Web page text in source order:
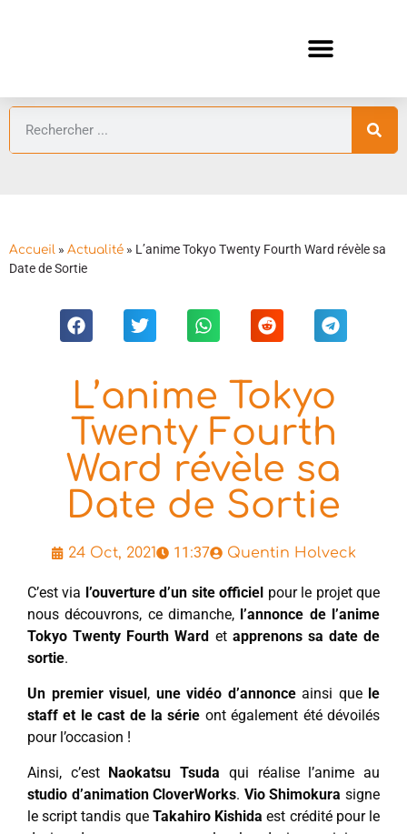
Accueil » Actualité » L’anime Tokyo Twenty Fourth Ward révèle sa
Date de Sortie
L’anime Tokyo
Twenty Fourth
Ward révèle sa
Date de Sortie
24 Oct, 2021 11:37 Quentin Holveck
C’est via l’ouverture d’un site officiel pour le projet que
nous découvrons, ce dimanche, l’annonce de l’anime
Tokyo Twenty Fourth Ward et apprenons sa date de
sortie.
Un premier visuel, une vidéo d’annonceainsi que le
staff et le cast de la série ont également été dévoilés
pour l’occasion !
Ainsi, c’est Naokatsu Tsuda qui réalise l’anime au
studio d’animation CloverWorks. Vio Shimokura signe
le script tandis que Takahiro Kishida est crédité pour le